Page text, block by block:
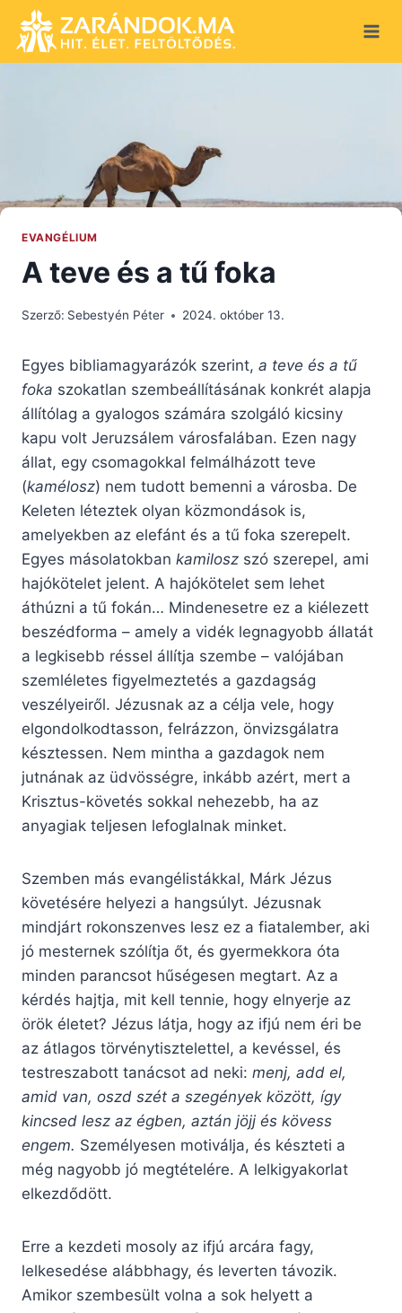
content
EVANGÉLIUM
A teve és a tű foka
Szerző: Sebestyén Péter 2024. október 13.
Egyes bibliamagyarázók szerint, a teve és a tű
foka szokatlan szembeállításának konkrét alapja
állítólag a gyalogos számára szolgáló kicsiny
kapu volt Jeruzsálem városfalában. Ezen nagy
állat, egy csomagokkal felmálházott teve
(kamélosz) nem tudott bemenni a városba. De
Keleten léteztek olyan közmondások is,
amelyekben az elefánt és a tű foka szerepelt.
Egyes másolatokban kamilosz szó szerepel, ami
hajókötelet jelent. A hajókötelet sem lehet
áthúzni a tű fokán… Mindenesetre ez a kiélezett
beszédforma – amely a vidék legnagyobb állatát
a legkisebb réssel állítja szembe – valójában
szemléletes figyelmeztetés a gazdagság
veszélyeiről. Jézusnak az a célja vele, hogy
elgondolkodtasson, felrázzon, önvizsgálatra
késztessen. Nem mintha a gazdagok nem
jutnának az üdvösségre, inkább azért, mert a
Krisztus-követés sokkal nehezebb, ha az
anyagiak teljesen lefoglalnak minket.
Szemben más evangélistákkal, Márk Jézus
követésére helyezi a hangsúlyt. Jézusnak
mindjárt rokonszenves lesz ez a fiatalember, aki
jó mesternek szólítja őt, és gyermekkora óta
minden parancsot hűségesen megtart. Az a
kérdés hajtja, mit kell tennie, hogy elnyerje az
örök életet? Jézus látja, hogy az ifjú nem éri be
az átlagos törvénytisztelettel, a kevéssel, és
testreszabott tanácsot ad neki: menj, add el,
amid van, oszd szét a szegények között, így
kincsed lesz az égben, aztán jöjj és kövess
engem. Személyesen motiválja, és készteti a
még nagyobb jó megtételére. A lelkigyakorlat
elkezdődött.
Erre a kezdeti mosoly az ifjú arcára fagy,
lelkesedése alábbhagy, és leverten távozik.
Amikor szembesült volna a sok helyett a